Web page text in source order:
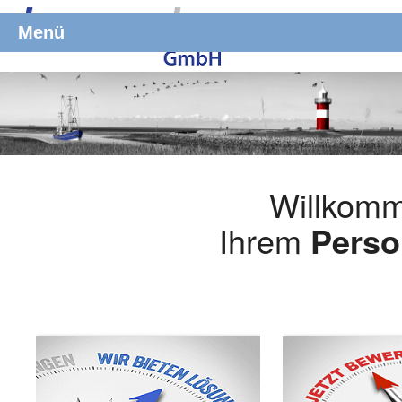
Menü
Ihrem